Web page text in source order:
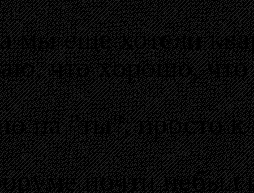
мы еще хотели
что хорошо,
на "ты", просто
почти небыл